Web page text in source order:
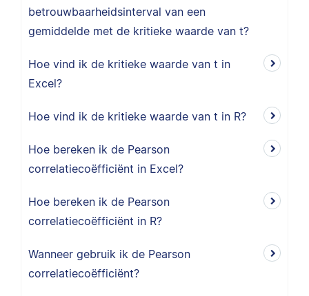
betrouwbaarheidsinterval van een
gemiddelde met de kritieke waarde van t?
Hoe vind ik de kritieke waarde van t in
Excel?
Hoe vind ik de kritieke waarde van t in R?
Hoe bereken ik de Pearson
correlatiecoëfficiënt in Excel?
Hoe bereken ik de Pearson
correlatiecoëfficiënt in R?
Wanneer gebruik ik de Pearson
correlatiecoëfficiënt?